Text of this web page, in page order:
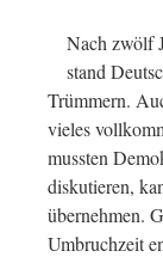
Nach zwölf
stand
Trümmern.
vieles
mussten
diskutieren,
übernehmen.
Umbruchzeit